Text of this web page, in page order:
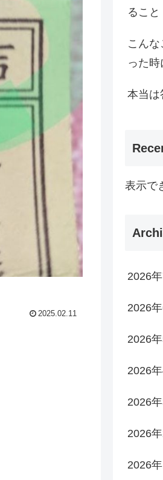
2025.02.11
ること
こん
った時
本当は
表示で
2026
2026
2026
2026
2026
2026
2026